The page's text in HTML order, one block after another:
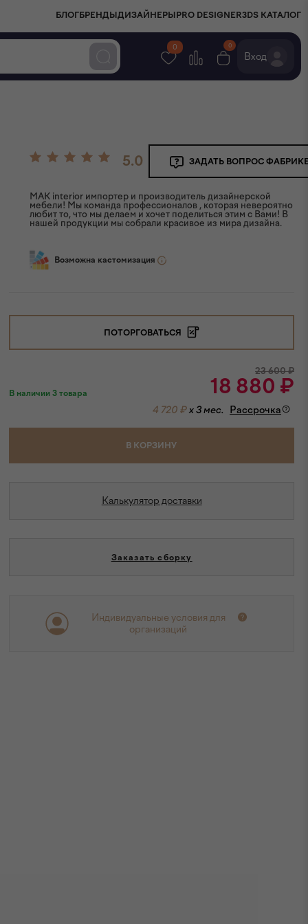
БЛОГ БРЕНДЫ ДИЗАЙНЕРЫ PRO DESIGNER3DS КАТАЛОГ
0 0
Вход
5.0 ЗАДАТЬ ВОПРОС
MAK interior импортер и производитель дизайнерской
мебели! Мы команда профессионалов , которая невероятно
любит то, что мы делаем и хочет поделиться этим с Вами! В
нашей продукции мы собрали красивое из мира дизайна.
Возможна кастомизация
ПОТОРГОВАТЬСЯ
В наличии 3 товара
23 600₽
18 880 ₽
4 720 ₽x 3 мес. Рассрочка
В КОРЗИНУ
Калькулятор доставки
Заказать сборку
Индивидуальные условия для
организаций